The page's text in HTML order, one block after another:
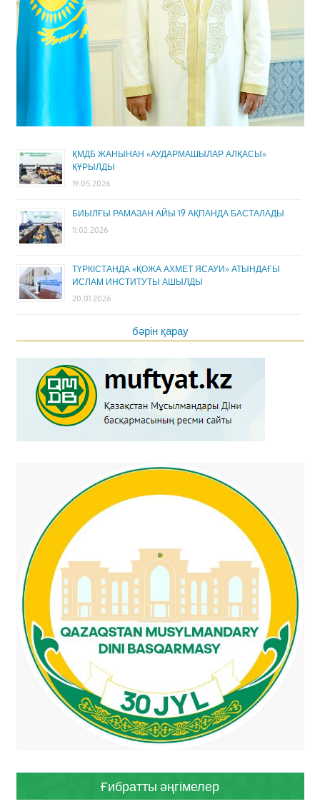
ҚМДБ ЖАНЫНАН «АУДАРМАШЫЛАР АЛҚАСЫ»
ҚҰРЫЛДЫ
19.05.2026
БИЫЛҒЫ РАМАЗАН АЙЫ 19 АҚПАНДА БАСТАЛАДЫ
11.02.2026
ТҮРКІСТАНДА «ҚОЖА АХМЕТ ЯСАУИ» АТЫНДАҒЫ
ИСЛАМ ИНСТИТУТЫ АШЫЛДЫ
20.01.2026
бәрін қарау
Ғибратты әңгімелер